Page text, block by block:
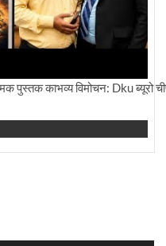
काभव्य विमोचन: Dku ब्यूरो चीफ